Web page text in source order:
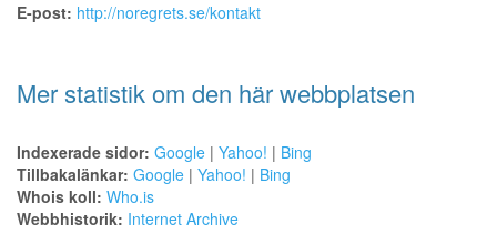
E-post: http://noregrets.se/kontakt
Mer statistik om den här webbplatsen
Indexerade sidor: Google | Yahoo! | Bing
Tillbakalänkar: Google | Yahoo! | Bing
Whois koll: Who.is
Webbhistorik: Internet Archive